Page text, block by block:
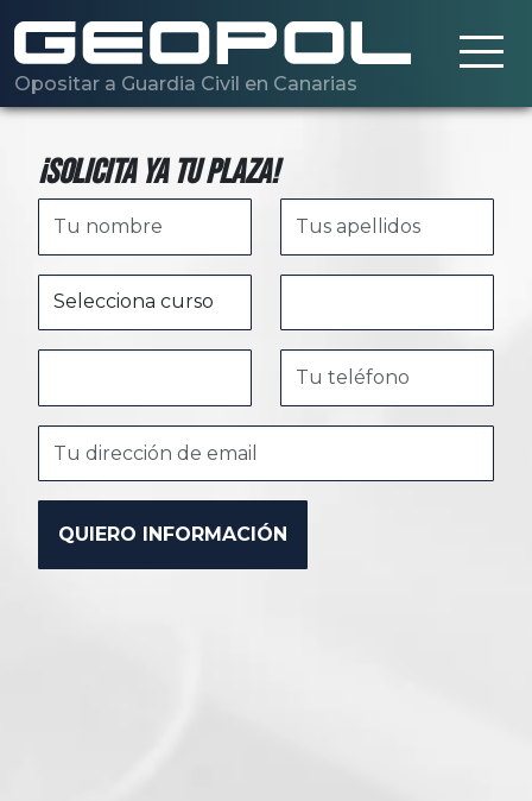
Opositar a Guardia Civil en Canarias
¡Solicita ya tu plaza!